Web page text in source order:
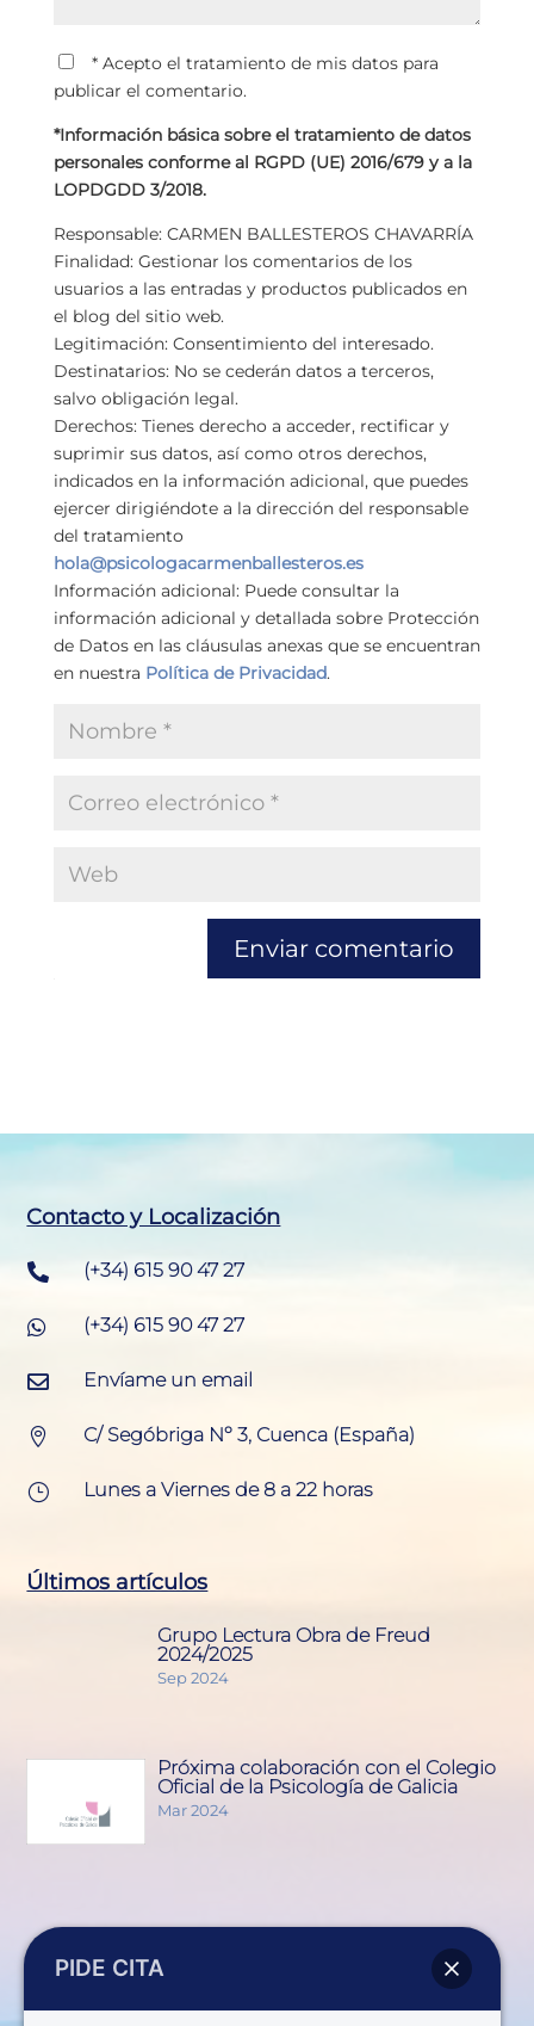
* Acepto el tratamiento de mis datos para
publicar el comentario.
*Información básica sobre el tratamiento de datos
personales conforme al RGPD (UE) 2016/679 y a la
LOPDGDD 3/2018.
Responsable: CARMEN BALLESTEROS CHAVARRÍA
Finalidad: Gestionar los comentarios de los
usuarios a las entradas y productos publicados en
el blog del sitio web.
Legitimación: Consentimiento del interesado.
Destinatarios: No se cederán datos a terceros,
salvo obligación legal.
Derechos: Tienes derecho a acceder, rectificar y
suprimir sus datos, así como otros derechos,
indicados en la información adicional, que puedes
ejercer dirigiéndote a la dirección del responsable
del tratamiento
hola@psicologacarmenballesteros.es
Información adicional: Puede consultar la
información adicional y detallada sobre Protección
de Datos en las cláusulas anexas que se encuentran
en nuestra Política de Privacidad.
Enviar comentario
Contacto y Localización
 (+34) 615 90 47 27
 (+34) 615 90 47 27
 Envíame un email
 C/ Segóbriga Nº 3, Cuenca (España)
} Lunes a Viernes de 8 a 22 horas
Últimos artículos
Grupo Lectura Obra de Freud
2024/2025
Sep 2024
Próxima colaboración con el Colegio
Oficial de la Psicología de Galicia
Mar 2024
Servicios
Ansiedad
PIDE CITA